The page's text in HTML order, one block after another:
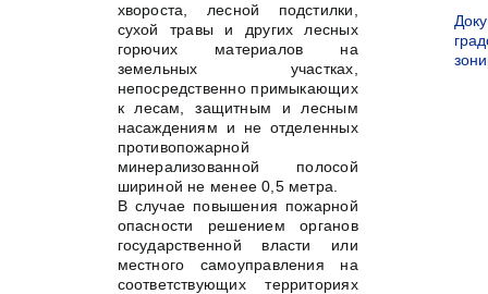
хвороста, лесной подстилки,
сухой травы и других лесных
горючих материалов на
земельных участках,
непосредственно примыкающих
к лесам, защитным и лесным
насаждениям и не отделенных
противопожарной
минерализованной полосой
шириной не менее 0,5 метра.
В случае повышения пожарной
опасности решением органов
государственной власти или
местного самоуправления на
соответствующих территориях